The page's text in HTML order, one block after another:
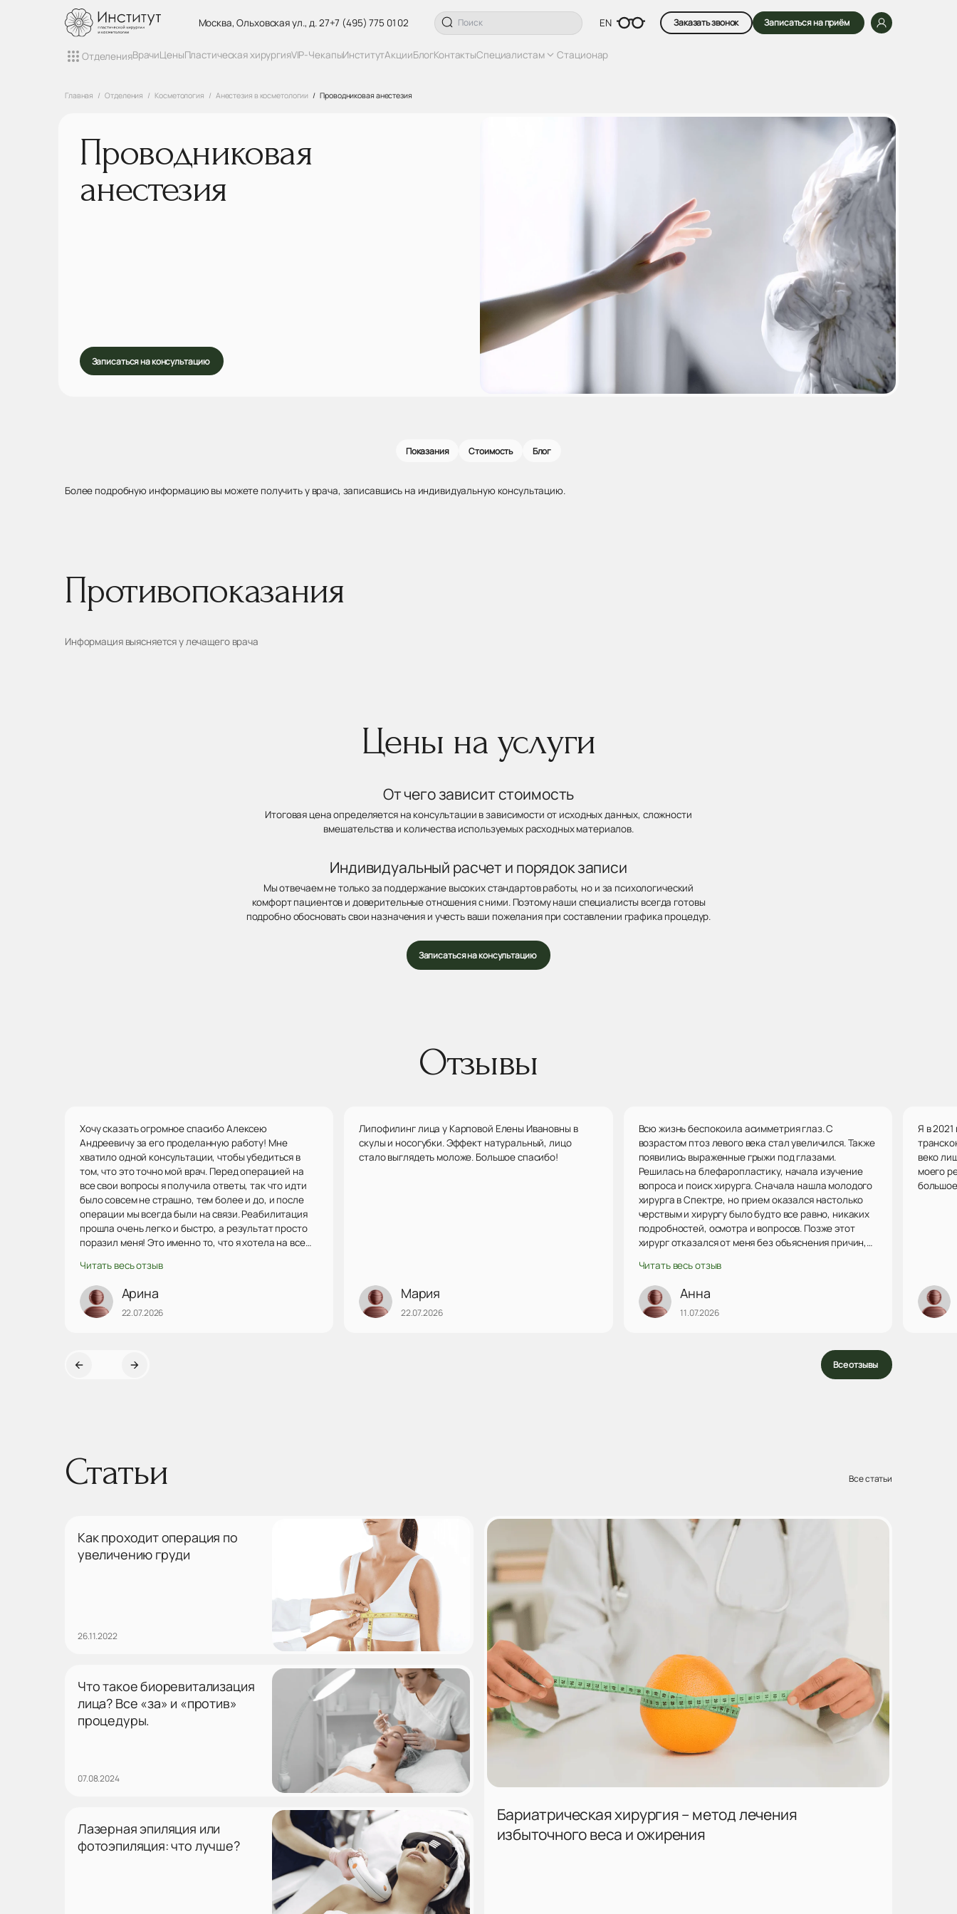
Москва, Ольховская ул., д. 27+7 (495) 775 01 02 EN Заказать звонок Записаться на приём
ОтделенияВрачиЦеныПластическая хирургияVIP-ЧекапыИнститутАкцииБлогКонтактыСпециалистам Стационар
Главная Отделения Косметология Анестезия в косметологии Проводниковая анестезия
Проводниковая
анестезия
Записаться на консультацию
Показания Стоимость Блог
Более подробную информацию вы можете получить у врача, записавшись на индивидуальную консультацию.
Противопоказания
Информация выясняется у лечащего врача
Цены на услуги
От чего зависит стоимость
Итоговая цена определяется на консультации в зависимости от исходных данных, сложности
вмешательства и количества используемых расходных материалов.
Индивидуальный расчет и порядок записи
Мы отвечаем не только за поддержание высоких стандартов работы, но и за психологический
комфорт пациентов и доверительные отношения с ними. Поэтому наши специалисты всегда готовы
подробно обосновать свои назначения и учесть ваши пожелания при составлении графика процедур.
Записаться на консультацию
Отзывы
Хочу сказать огромное спасибо Алексею
Андреевичу за его проделанную работу! Мне
хватило одной консультации, чтобы убедиться в
том, что это точно мой врач. Перед операцией на
все свои вопросы я получила ответы, так что идти
было совсем не страшно, тем более и до, и после
операции мы всегда были на связи. Реабилитация
прошла очень легко и быстро, а результат просто
поразил меня! Это именно то, что я хотела на все
Андреевича, я очень довольна результатом.
Однозначно рекомендую данного врача, побольше
бы таких внимательных! Еще раз огромное спасибо)
Читать весь отзыв
Арина
22.07.2026
Липофилинг лица у Карповой Елены Ивановны в
скулы и носогубки. Эффект натуральный, лицо
стало выглядеть моложе. Большое спасибо!
Мария
22.07.2026
Всю жизнь беспокоила асимметрия глаз. С
возрастом птоз левого века стал увеличился. Также
появились выраженные грыжи под глазами.
Решилась на блефаропластику, начала изучение
вопроса и поиск хирурга. Сначала нашла молодого
хирурга в Спектре, но прием оказался настолько
черствым и хирургу было будто все равно, никаких
подробностей, осмотра и вопросов. Позже этот
хирург отказался от меня без объяснения причин,
Выбрала хирурга в ИПХиК, но у него была запись
совсем не скоро и мне девушка по телефону
посоветовала записаться на консультацию к Сырбу
Веронике Сергеевне. На приеме Вероника
Такой прием сразу покорил мое сердечко и я сразу
Читать весь отзыв
Анна
11.07.2026
Я в
веко
моего
Все отзывы
Статьи Все статьи
Бариатрическая хирургия – метод лечения
избыточного веса и ожирения
26.11.2022
Как проходит операция по
увеличению груди
07.08.2024
Что такое биоревитализация
лица? Все «за» и «против»
процедуры.
Лазерная эпиляция или
фотоэпиляция: что лучше?